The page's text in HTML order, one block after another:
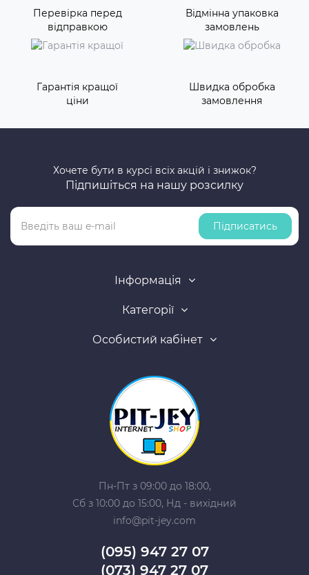
Перевірка перед
відправкою
Відмінна упаковка
замовлень
Гарантія кращої
ціни
Швидка обробка
замовлення
Хочете бути в курсі всіх акцій і знижок?
Підпишіться на нашу розсилку
Підписатись
Інформація
Категорії
Особистий кабінет
Пн-Пт з 09:00 до 18:00,
Сб з 10:00 до 15:00, Нд - вихідний
info@pit-jey.com
(095) 947 27 07
(073) 947 27 07